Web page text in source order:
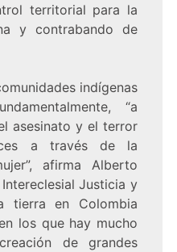
territorial para la
y contrabando de
indígenas
“a
asesinato y el terror
a través de la
afirma Alberto
Justicia y
tierra en Colombia
los que hay mucho
de grandes